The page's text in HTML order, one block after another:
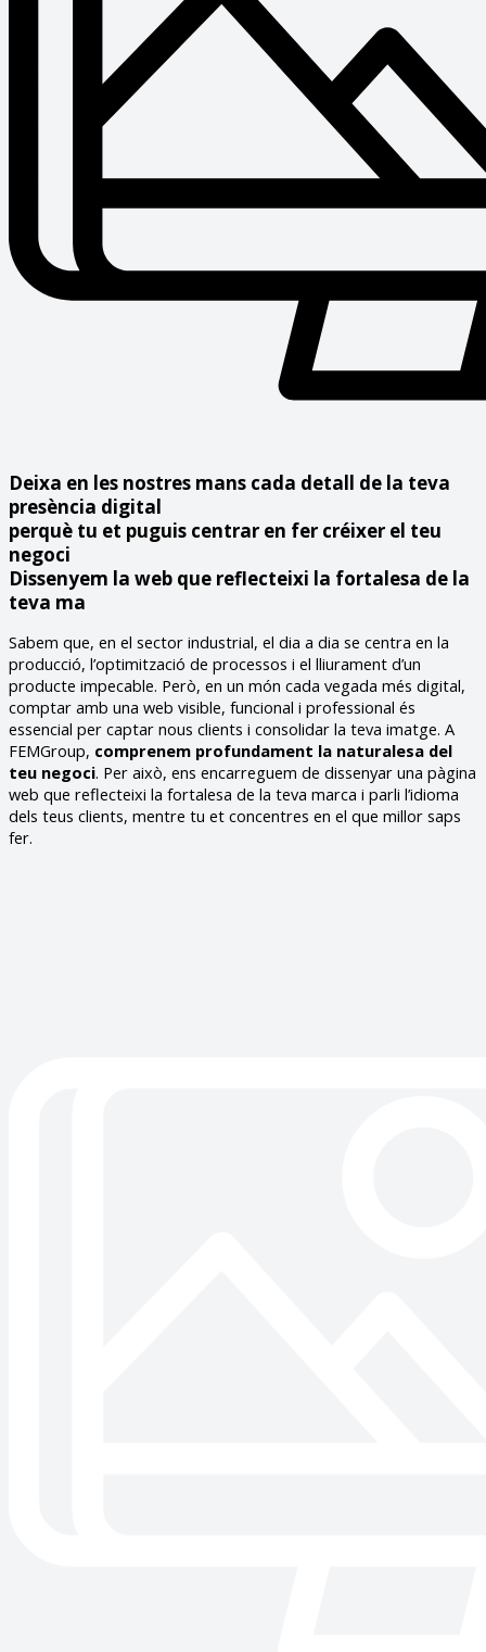
Deixa en les nostres mans cada detall de la teva
presència digital
perquè tu et puguis centrar en fer créixer el teu
negoci
Dissenyem la web que reflecteixi la fortalesa de la
teva ma
Sabem que, en el sector industrial, el dia a dia se centra en la
producció, l’optimització de processos i el lliurament d’un
producte impecable. Però, en un món cada vegada més digital,
comptar amb una web visible, funcional i professional és
essencial per captar nous clients i consolidar la teva imatge. A
FEMGroup, comprenem profundament la naturalesa del
teu negoci. Per això, ens encarreguem de dissenyar una pàgina
web que reflecteixi la fortalesa de la teva marca i parli l’idioma
dels teus clients, mentre tu et concentres en el que millor saps
fer.